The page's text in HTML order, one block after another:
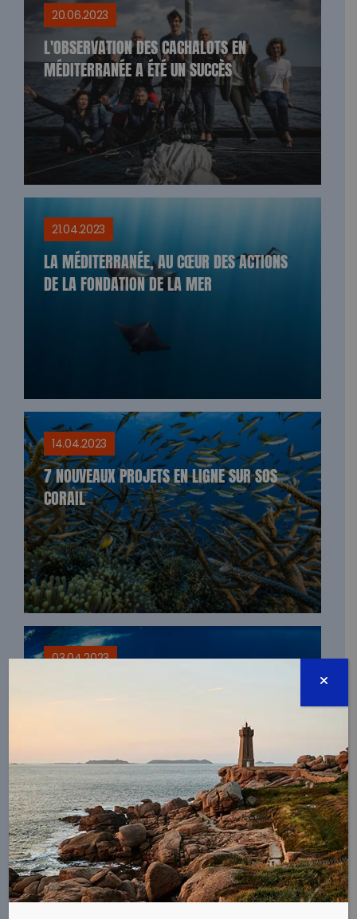
L'OBSERVATION DES CACHALOTS EN
MÉDITERRANÉE A ÉTÉ UN SUCCÈS
20.06.2023
LA MÉDITERRANÉE, AU CŒUR DES ACTIONS
DE LA FONDATION DE LA MER
21.04.2023
7 NOUVEAUX PROJETS EN LIGNE SUR SOS
CORAIL
14.04.2023
UNE EXPÉDITION POUR OBSERVER LES
03.04.2023
L’AVENIR DES GRANDS FONDS MARINS
16.03.2023